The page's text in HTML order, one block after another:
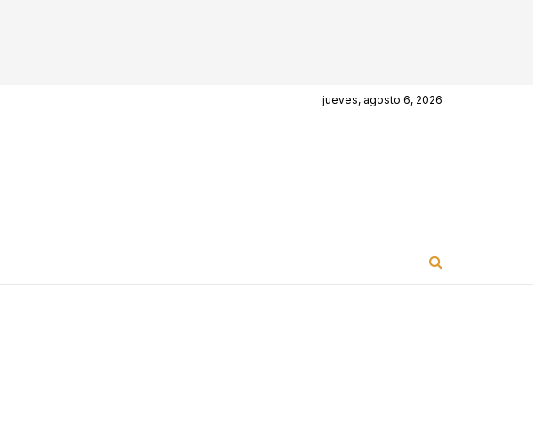
jueves, agosto 6, 2026